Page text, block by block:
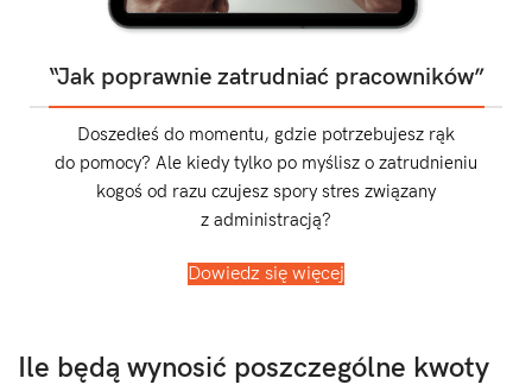
“Jak poprawnie zatrudniać pracowników”
Doszedłeś do momentu, gdzie potrzebujesz rąk
do pomocy? Ale kiedy tylko po myślisz o zatrudnieniu
kogoś od razu czujesz spory stres związany
z administracją?
Dowiedz się więcej
Ile będą wynosić poszczególne kwoty